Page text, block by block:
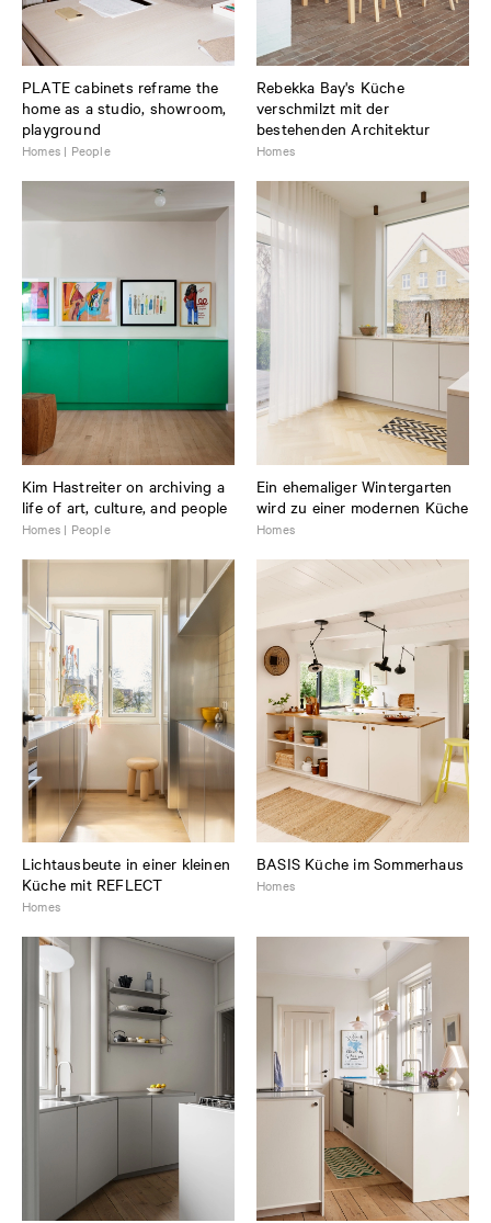
PLATE cabinets reframe the
home as a studio, showroom,
playground
Homes | People
Rebekka Bay's Küche
verschmilzt mit der
bestehenden Architektur
Homes
Kim Hastreiter on archiving a
life of art, culture, and people
Homes | People
Ein ehemaliger Wintergarten
wird zu einer modernen Küche
Homes
Lichtausbeute in einer kleinen
Küche mit REFLECT
Homes
BASIS Küche im Sommerhaus
Homes